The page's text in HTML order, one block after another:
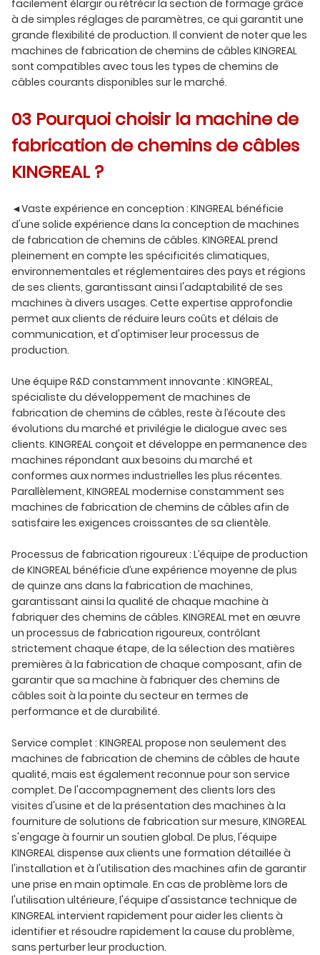
facilement élargir ou rétrécir la section de formage grâce
à de simples réglages de paramètres, ce qui garantit une
grande flexibilité de production. Il convient de noter que les
machines de fabrication de chemins de câbles KINGREAL
sont compatibles avec tous les types de chemins de
câbles courants disponibles sur le marché.
03 Pourquoi choisir la machine de
fabrication de chemins de câbles
KINGREAL ?
◄Vaste expérience en conception : KINGREAL bénéficie
d'une solide expérience dans la conception de machines
de fabrication de chemins de câbles. KINGREAL prend
pleinement en compte les spécificités climatiques,
environnementales et réglementaires des pays et régions
de ses clients, garantissant ainsi l'adaptabilité de ses
machines à divers usages. Cette expertise approfondie
permet aux clients de réduire leurs coûts et délais de
communication, et d'optimiser leur processus de
production.
Une équipe R&D constamment innovante : KINGREAL,
spécialiste du développement de machines de
fabrication de chemins de câbles, reste à l’écoute des
évolutions du marché et privilégie le dialogue avec ses
clients. KINGREAL conçoit et développe en permanence des
machines répondant aux besoins du marché et
conformes aux normes industrielles les plus récentes.
Parallèlement, KINGREAL modernise constamment ses
machines de fabrication de chemins de câbles afin de
satisfaire les exigences croissantes de sa clientèle.
Processus de fabrication rigoureux : L’équipe de production
de KINGREAL bénéficie d’une expérience moyenne de plus
de quinze ans dans la fabrication de machines,
garantissant ainsi la qualité de chaque machine à
fabriquer des chemins de câbles. KINGREAL met en œuvre
un processus de fabrication rigoureux, contrôlant
strictement chaque étape, de la sélection des matières
premières à la fabrication de chaque composant, afin de
garantir que sa machine à fabriquer des chemins de
câbles soit à la pointe du secteur en termes de
performance et de durabilité.
Service complet : KINGREAL propose non seulement des
machines de fabrication de chemins de câbles de haute
qualité, mais est également reconnue pour son service
complet. De l'accompagnement des clients lors des
visites d'usine et de la présentation des machines à la
fourniture de solutions de fabrication sur mesure, KINGREAL
s'engage à fournir un soutien global. De plus, l'équipe
KINGREAL dispense aux clients une formation détaillée à
l'installation et à l'utilisation des machines afin de garantir
une prise en main optimale. En cas de problème lors de
l'utilisation ultérieure, l'équipe d'assistance technique de
KINGREAL intervient rapidement pour aider les clients à
identifier et résoudre rapidement la cause du problème,
sans perturber leur production.